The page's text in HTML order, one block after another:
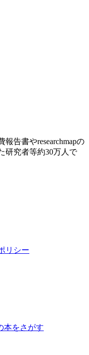
告書やresearchmapの
研究者等約30万人で
リシー
本をさがす